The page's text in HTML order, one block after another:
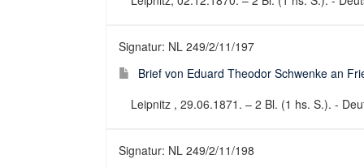
Signatur: NL 249/2/11/197
Brief von Eduard Theodor Schwenke an
Leipnitz , 29.06.1871. – 2 Bl. (1 hs. S.). -
Signatur: NL 249/2/11/198